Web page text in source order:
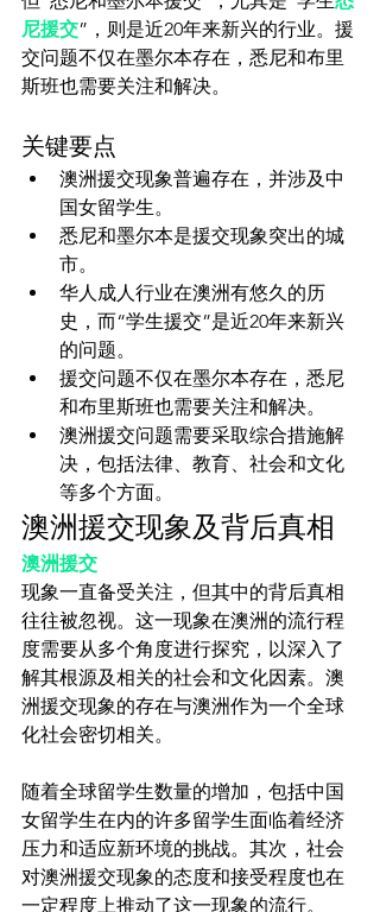
yonny
little cute
安妮
尼援交”，则是近20年来新兴的行业。援
交问题不仅在墨尔本存在，悉尼和布里
关键要点
澳洲援交现象普遍存在，并涉及中
国女留学生。
悉尼和墨尔本是援交现象突出的城
市。
华人成人行业在澳洲有悠久的历
史，而“学生援交”是近20年来新兴
的问题。
援交问题不仅在墨尔本存在，悉尼
和布里斯班也需要关注和解决。
澳洲援交问题需要采取综合措施解
决，包括法律、教育、社会和文化
等多个方面。
澳洲援交现象及背后真相
澳洲援交
现象一直备受关注，但其中的背后真相
往往被忽视。这一现象在澳洲的流行程
度需要从多个角度进行探究，以深入了
解其根源及相关的社会和文化因素。澳
洲援交现象的存在与澳洲作为一个全球
化社会密切相关。
随着全球留学生数量的增加，包括中国
女留学生在内的许多留学生面临着经济
压力和适应新环境的挑战。其次，社会
对澳洲援交现象的态度和接受程度也在